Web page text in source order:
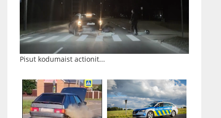
Pisut kodumaist actionit...